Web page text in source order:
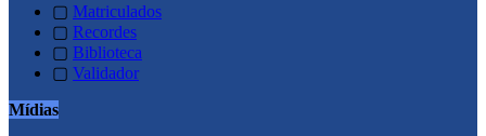
▢ Matriculados
▢ Recordes
▢ Biblioteca
▢ Validador
Mídias